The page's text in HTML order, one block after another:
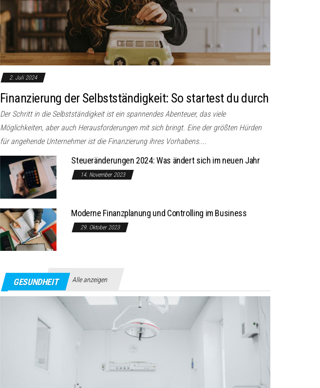
2. Juli 2024
Finanzierung der Selbstständigkeit: So startest du durch
Der Schritt in die Selbstständigkeit ist ein spannendes Abenteuer, das viele
Möglichkeiten, aber auch Herausforderungen mit sich bringt. Eine der größten Hürden
für angehende Unternehmer ist die Finanzierung ihres Vorhabens....
Steueränderungen 2024: Was ändert sich im neuen Jahr
14. November 2023
Moderne Finanzplanung und Controlling im Business
29. Oktober 2023
GESUNDHEIT Alle anzeigen